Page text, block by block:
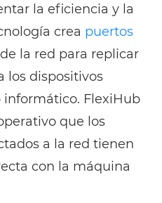
la eficiencia y la
crea puertos
la red para replicar
los dispositivos
FlexiHub
que los
a la red tienen
con la máquina